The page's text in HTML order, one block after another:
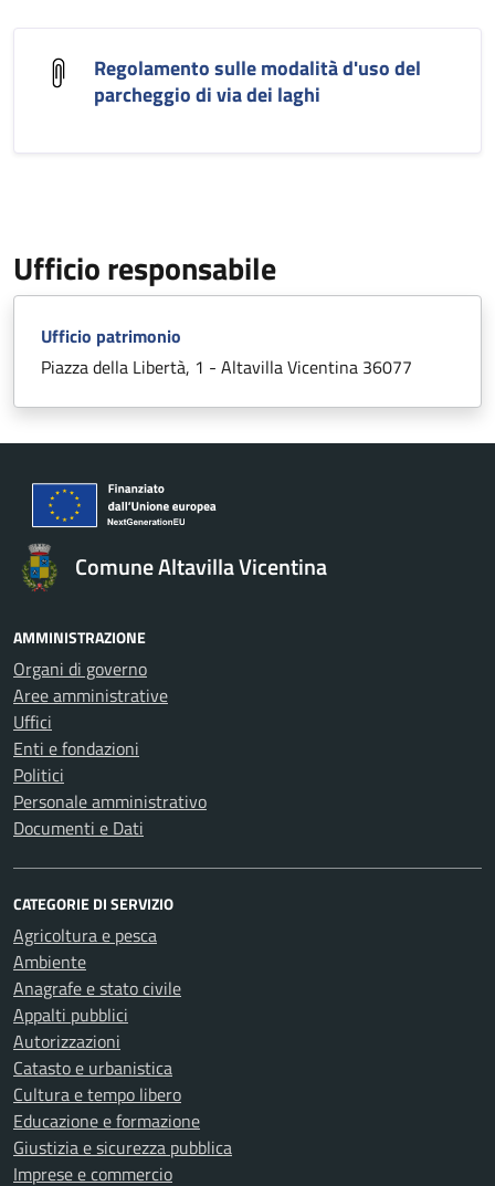
Regolamento sulle modalità d'uso del
parcheggio di via dei laghi
Ufficio responsabile
Ufficio patrimonio
Piazza della Libertà, 1 - Altavilla Vicentina 36077
Comune Altavilla Vicentina
AMMINISTRAZIONE
Organi di governo
Aree amministrative
Uffici
Enti e fondazioni
Politici
Personale amministrativo
Documenti e Dati
CATEGORIE DI SERVIZIO
Agricoltura e pesca
Ambiente
Anagrafe e stato civile
Appalti pubblici
Autorizzazioni
Catasto e urbanistica
Cultura e tempo libero
Educazione e formazione
Giustizia e sicurezza pubblica
Imprese e commercio